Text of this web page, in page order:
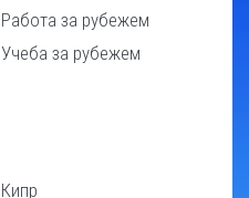
Работа за рубежем
Учеба за рубежем
Кипр